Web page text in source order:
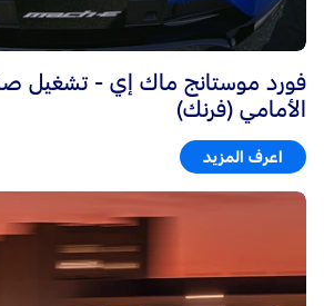
فورد موستانج ماك إي - تشغيل
الأمامي (فرنك)
اعرف المزيد